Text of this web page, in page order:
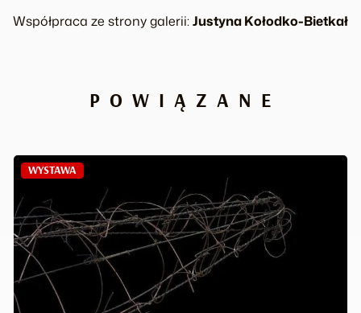
Współpraca ze strony galerii:Justyna Kołodko-Bietkał
POWIĄZANE
WYSTAWA